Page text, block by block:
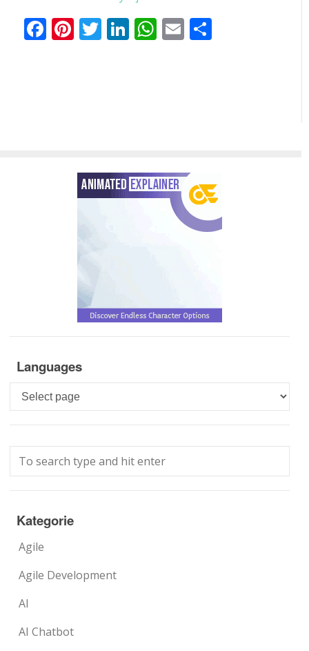
Facebook
Pinterest
Twitter
LinkedIn
WhatsApp
Email
Languages
Languages
Kategorie
Agile
Agile Development
AI
AI Chatbot